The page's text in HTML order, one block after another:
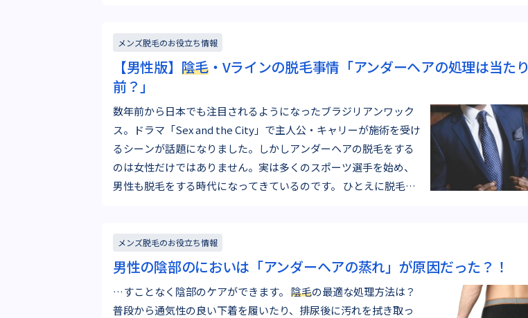
メンズ脱毛のお役立ち情報
【男性版】 陰毛・Vラインの脱毛事情「アンダーヘアの処理は当たり
前？」
数年前から日本でも注目されるようになったブラジリアンワック
ス。ドラマ「Sex and the City」で主人公・キャリーが施術を受け
るシーンが話題になりました。しかしアンダーヘアの脱毛をする
のは女性だけではありません。実は多くのスポーツ選手を始め、
男性も脱毛をする時代になってきているのです。 ひとえに脱毛と
メンズ脱毛のお役立ち情報
男性の陰部のにおいは「アンダーヘアの蒸れ」が原因だった？！
…すことなく陰部のケアができます。 陰毛の最適な処理方法は？
普段から通気性の良い下着を履いたり、排尿後に汚れを拭き取っ